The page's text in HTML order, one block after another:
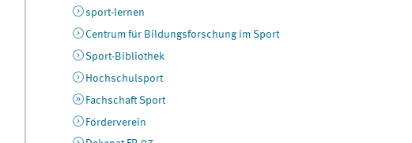
sport-lernen
Centrum für Bildungsforschung im Sport
Sport-Bibliothek
Hochschulsport
Fachschaft Sport
Förderverein